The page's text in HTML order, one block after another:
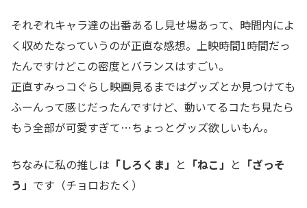
それぞれキャラ達の出番あるし見せ場あって、時間内によ
く収めたなっていうのが正直な感想。上映時間1時間だっ
たんですけどこの密度とバランスはすごい。
正直すみっコぐらし映画見るまではグッズとか見つけても
ふーんって感じだったんですけど、動いてるコたち見たら
もう全部が可愛すぎて…ちょっとグッズ欲しいもん。
ちなみに私の推しは 「しろくま」 と 「ねこ」 と 「ざっそ
う」 です（チョロおたく）